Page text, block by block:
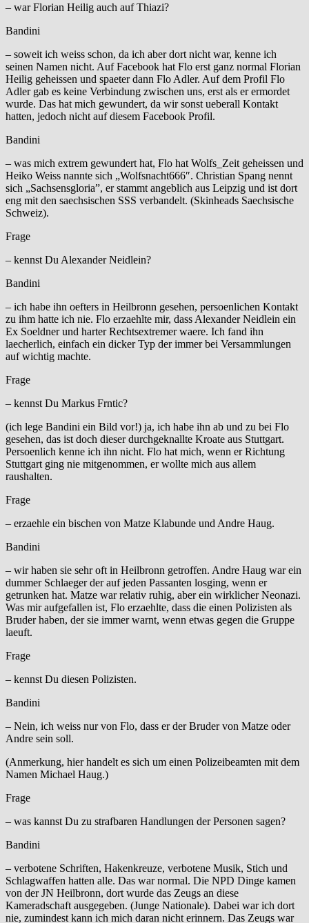
– war Florian Heilig auch auf Thiazi?
Bandini
– soweit ich weiss schon, da ich aber dort nicht war, kenne ich
seinen Namen nicht. Auf Facebook hat Flo erst ganz normal Florian
Heilig geheissen und spaeter dann Flo Adler. Auf dem Profil Flo
Adler gab es keine Verbindung zwischen uns, erst als er ermordet
wurde. Das hat mich gewundert, da wir sonst ueberall Kontakt
hatten, jedoch nicht auf diesem Facebook Profil.
Bandini
– was mich extrem gewundert hat, Flo hat Wolfs_Zeit geheissen und
Heiko Weiss nannte sich „Wolfsnacht666″. Christian Spang nennt
sich „Sachsensgloria”, er stammt angeblich aus Leipzig und ist dort
eng mit den saechsischen SSS verbandelt. (Skinheads Saechsische
Schweiz).
Frage
– kennst Du Alexander Neidlein?
Bandini
– ich habe ihn oefters in Heilbronn gesehen, persoenlichen Kontakt
zu ihm hatte ich nie. Flo erzaehlte mir, dass Alexander Neidlein ein
Ex Soeldner und harter Rechtsextremer waere. Ich fand ihn
laecherlich, einfach ein dicker Typ der immer bei Versammlungen
auf wichtig machte.
Frage
– kennst Du Markus Frntic?
(ich lege Bandini ein Bild vor!) ja, ich habe ihn ab und zu bei Flo
gesehen, das ist doch dieser durchgeknallte Kroate aus Stuttgart.
Persoenlich kenne ich ihn nicht. Flo hat mich, wenn er Richtung
Stuttgart ging nie mitgenommen, er wollte mich aus allem
raushalten.
Frage
– erzaehle ein bischen von Matze Klabunde und Andre Haug.
Bandini
– wir haben sie sehr oft in Heilbronn getroffen. Andre Haug war ein
dummer Schlaeger der auf jeden Passanten losging, wenn er
getrunken hat. Matze war relativ ruhig, aber ein wirklicher Neonazi.
Was mir aufgefallen ist, Flo erzaehlte, dass die einen Polizisten als
Bruder haben, der sie immer warnt, wenn etwas gegen die Gruppe
laeuft.
Frage
– kennst Du diesen Polizisten.
Bandini
– Nein, ich weiss nur von Flo, dass er der Bruder von Matze oder
Andre sein soll.
(Anmerkung, hier handelt es sich um einen Polizeibeamten mit dem
Namen Michael Haug.)
Frage
– was kannst Du zu strafbaren Handlungen der Personen sagen?
Bandini
– verbotene Schriften, Hakenkreuze, verbotene Musik, Stich und
Schlagwaffen hatten alle. Das war normal. Die NPD Dinge kamen
von der JN Heilbronn, dort wurde das Zeugs an diese
Kameradschaft ausgegeben. (Junge Nationale). Dabei war ich dort
nie, zumindest kann ich mich daran nicht erinnern. Das Zeugs war